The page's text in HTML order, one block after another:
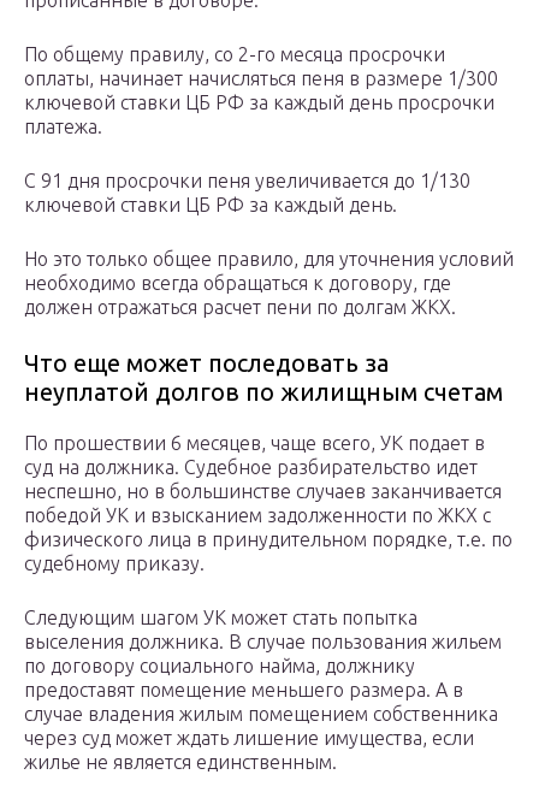
По общему правилу, со 2-го месяца просрочки
оплаты, начинает начисляться пеня в размере 1/300
ключевой ставки ЦБ РФ за каждый день просрочки
платежа.
С 91 дня просрочки пеня увеличивается до 1/130
ключевой ставки ЦБ РФ за каждый день.
Но это только общее правило, для уточнения условий
необходимо всегда обращаться к договору, где
должен отражаться расчет пени по долгам ЖКХ.
Что еще может последовать за
неуплатой долгов по жилищным счетам
По прошествии 6 месяцев, чаще всего, УК подает в
суд на должника. Судебное разбирательство идет
неспешно, но в большинстве случаев заканчивается
победой УК и взысканием задолженности по ЖКХ с
физического лица в принудительном порядке, т.е. по
судебному приказу.
Следующим шагом УК может стать попытка
выселения должника. В случае пользования жильем
по договору социального найма, должнику
предоставят помещение меньшего размера. А в
случае владения жилым помещением собственника
через суд может ждать лишение имущества, если
жилье не является единственным.